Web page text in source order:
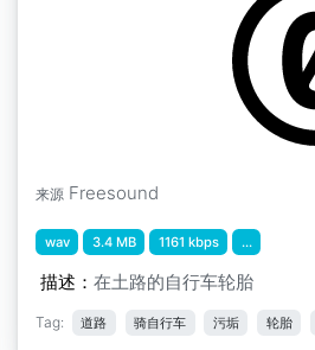
来源 Freesound
wav 3.4 MB 1161 kbps ...
描述： 在土路的自行车轮胎
Tag: 道路 骑自行车 污垢 轮胎